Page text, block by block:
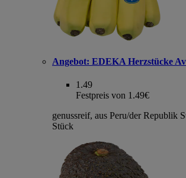
Angebot: EDEKA Herzstücke
1.49
Festpreis von 1.49€
genussreif, aus Peru/der Republik
Stück